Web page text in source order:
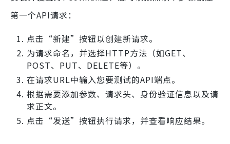
第一个API请求：
点击“新建”按钮以创建新请求。
为请求命名，并选择HTTP方法（如GET、
POST、PUT、DELETE等）。
在请求URL中输入您要测试的API端点。
根据需要添加参数、请求头、身份验证信息以及请
求正文。
点击“发送”按钮执行请求，并查看响应结果。